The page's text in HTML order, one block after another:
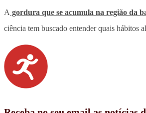
A gordura que se acumula na região da
ciência tem buscado entender quais hábitos